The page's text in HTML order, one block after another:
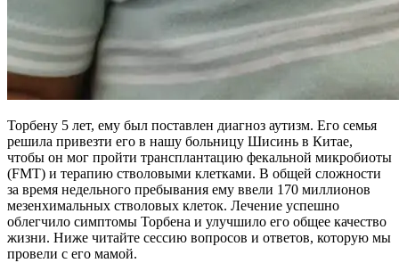
Торбену 5 лет, ему был поставлен диагноз аутизм. Его семья
решила привезти его в нашу больницу Шисинь в Китае,
чтобы он мог пройти трансплантацию фекальной микробиоты
(FMT) и терапию стволовыми клетками. В общей сложности
за время недельного пребывания ему ввели 170 миллионов
мезенхимальных стволовых клеток. Лечение успешно
облегчило симптомы Торбена и улучшило его общее качество
жизни. Ниже читайте сессию вопросов и ответов, которую мы
провели с его мамой.